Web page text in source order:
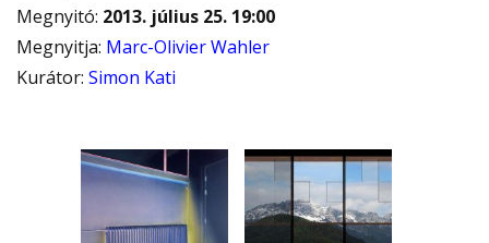
Megnyitó: 2013. július 25. 19:00
Megnyitja: Marc-Olivier Wahler
Kurátor: Simon Kati